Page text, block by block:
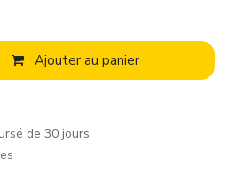
Ajouter au panier
de 30 jours